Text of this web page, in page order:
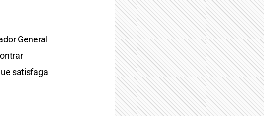
General
satisfaga